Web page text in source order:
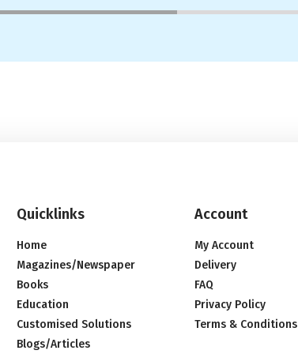
Quicklinks
Home
Magazines/Newspaper
Books
Education
Customised Solutions
Blogs/Articles
Account
My Account
Delivery
FAQ
Privacy Policy
Terms & Conditions